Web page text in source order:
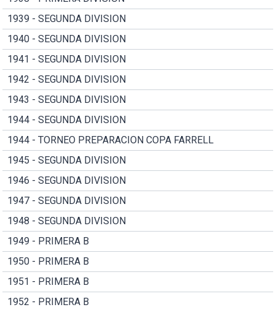
1939 - SEGUNDA DIVISION
1940 - SEGUNDA DIVISION
1941 - SEGUNDA DIVISION
1942 - SEGUNDA DIVISION
1943 - SEGUNDA DIVISION
1944 - SEGUNDA DIVISION
1944 - TORNEO PREPARACION COPA FARRELL
1945 - SEGUNDA DIVISION
1946 - SEGUNDA DIVISION
1947 - SEGUNDA DIVISION
1948 - SEGUNDA DIVISION
1949 - PRIMERA B
1950 - PRIMERA B
1951 - PRIMERA B
1952 - PRIMERA B